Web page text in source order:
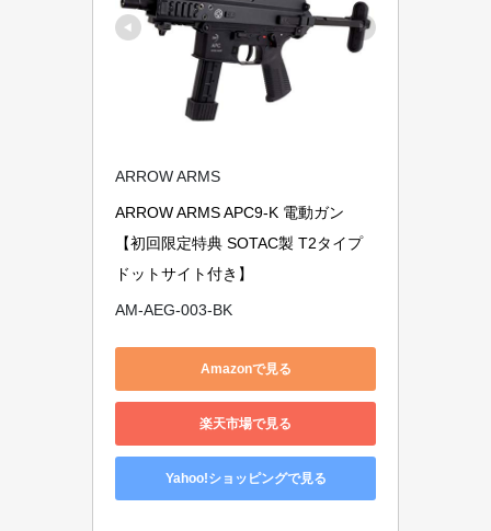
ARROW ARMS
ARROW ARMS APC9-K 電動ガン
【初回限定特典 SOTAC製 T2タイプ
ドットサイト付き】
AM-AEG-003-BK
Amazonで見る
楽天市場で見る
Yahoo!ショッピングで見る